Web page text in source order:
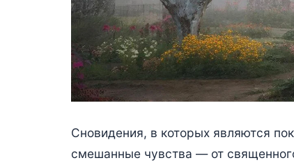
Сновидения, в которых являются
смешанные чувства — от